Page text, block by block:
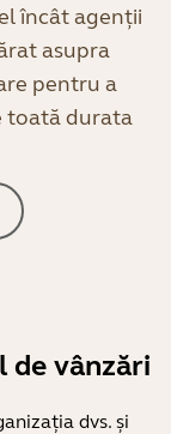
încât agenții
asupra
pentru a
toată durata
vânzări
dvs. și